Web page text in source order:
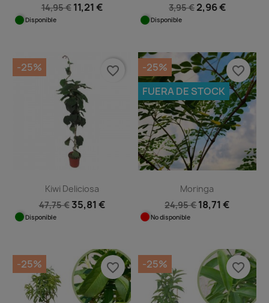
14,95 € 11,21 €
Disponible
3,95 € 2,96 €
Disponible
Kiwi Deliciosa
47,75 € 35,81 €
Disponible
-25% favorite_border
Moringa
24,95 €18,71 €
No disponible
-25%
FUERA DE STOCK
favorite_border
-25% favorite_border -25% favorite_border